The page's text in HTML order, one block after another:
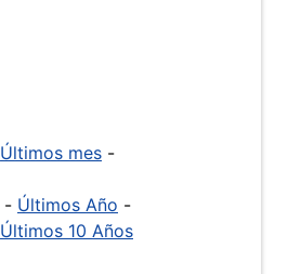
Últimos mes -
- Últimos Año -
Últimos 10 Años